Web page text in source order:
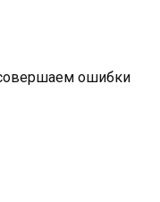
ошибки